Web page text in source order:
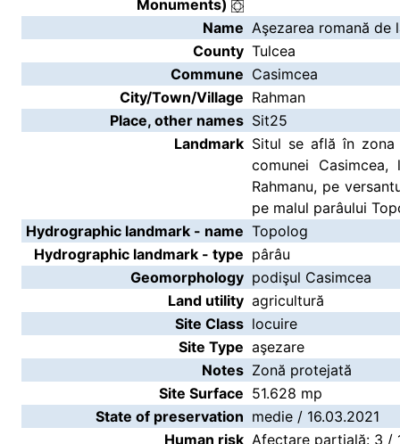
Monuments)
Name Aşezarea romană de
County Tulcea
Commune Casimcea
City/Town/Village Rahman
Place, other names Sit25
Landmark Situl se află în
comunei
Rahmanu, pe
pe malul parâului
Hydrographic landmark - name Topolog
Hydrographic landmark - type pârâu
Geomorphology podişul Casimcea
Land utility agricultură
Site Class locuire
Site Type aşezare
Notes Zonă protejată
Site Surface 51.628 mp
State of preservation medie / 16.03.2021
Human risk Afectare parţială: 3 /